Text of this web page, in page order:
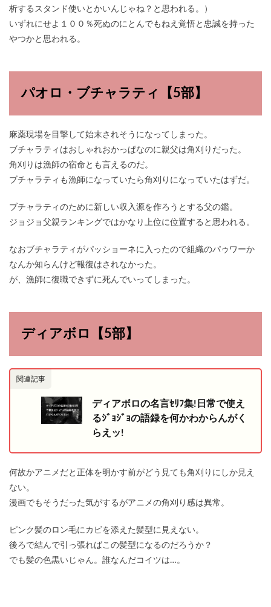
析するスタンド使いとかいんじゃね？と思われる。）
いずれにせよ１００％死ぬのにとんでもねえ覚悟と忠誠を持った
やつかと思われる。
パオロ・ブチャラティ【5部】
麻薬現場を目撃して始末されそうになってしまった。
ブチャラティはおしゃれおかっぱなのに親父は角刈りだった。
角刈りは漁師の宿命とも言えるのだ。
ブチャラティも漁師になっていたら角刈りになっていたはずだ。
ブチャラティのために新しい収入源を作ろうとする父の鑑。
ジョジョ父親ランキングではかなり上位に位置すると思われる。
なおブチャラティがパッショーネに入ったので組織のパゥワーか
なんか知らんけど報復はされなかった。
が、漁師に復職できずに死んでいってしまった。
ディアボロ【5部】
関連記事
ディアボロの名言ｾﾘﾌ集!日常で使え
るｼﾞｮｼﾞｮの語録を何かわからんがく
らえッ!
何故かアニメだと正体を明かす前がどう見ても角刈りにしか見え
ない。
漫画でもそうだった気がするがアニメの角刈り感は異常。
ピンク髪のロン毛にカビを添えた髪型に見えない。
後ろで結んで引っ張ればこの髪型になるのだろうか？
でも髪の色黒いじゃん。誰なんだコイツは…。